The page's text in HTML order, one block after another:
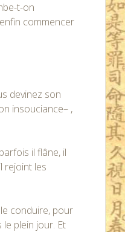
t-on
commencer
devinez son
insouciance– ,
il flâne, il
rejoint les
le conduire, pour
le plein jour. Et